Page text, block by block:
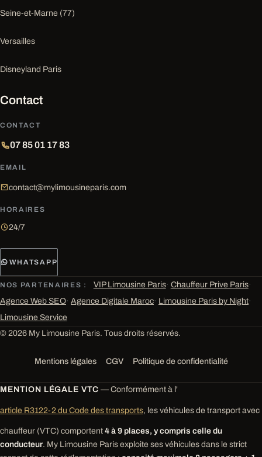
Seine-et-Marne (77)
Versailles
Disneyland Paris
Contact
CONTACT
07 85 01 17 83
EMAIL
contact@mylimousineparis.com
HORAIRES
24/7
WHATSAPP
NOS PARTENAIRES : VIP Limousine Paris· Chauffeur Prive Paris·
Agence Web SEO· Agence Digitale Maroc· Limousine Paris by Night·
Limousine Service
© 2026 My Limousine Paris. Tous droits réservés.
Mentions légales CGV Politique de confidentialité
MENTION LÉGALE VTC — Conformément à l'
article R3122-2 du Code des transports, les véhicules de transport avec
chauffeur (VTC) comportent 4 à 9 places, y compris celle du
conducteur. My Limousine Paris exploite ses véhicules dans le strict